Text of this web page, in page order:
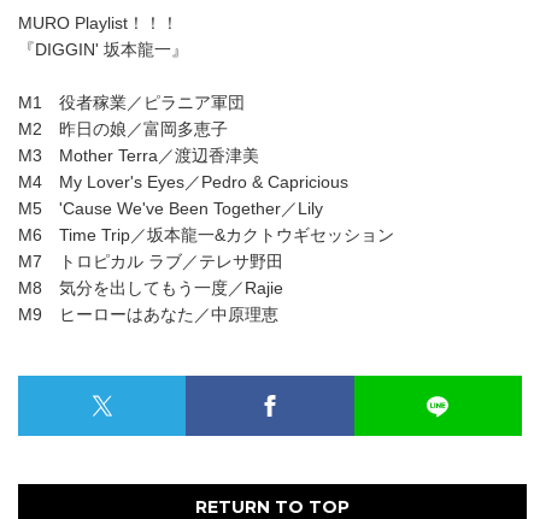
MURO Playlist！！！
『DIGGIN' 坂本龍一』
M1 役者稼業／ピラニア軍団
M2 昨日の娘／富岡多恵子
M3 Mother Terra／渡辺香津美
M4 My Lover's Eyes／Pedro & Capricious
M5 'Cause We've Been Together／Lily
M6 Time Trip／坂本龍一&カクトウギセッション
M7 トロピカル ラブ／テレサ野田
M8 気分を出してもう一度／Rajie
M9 ヒーローはあなた／中原理恵
RETURN TO TOP